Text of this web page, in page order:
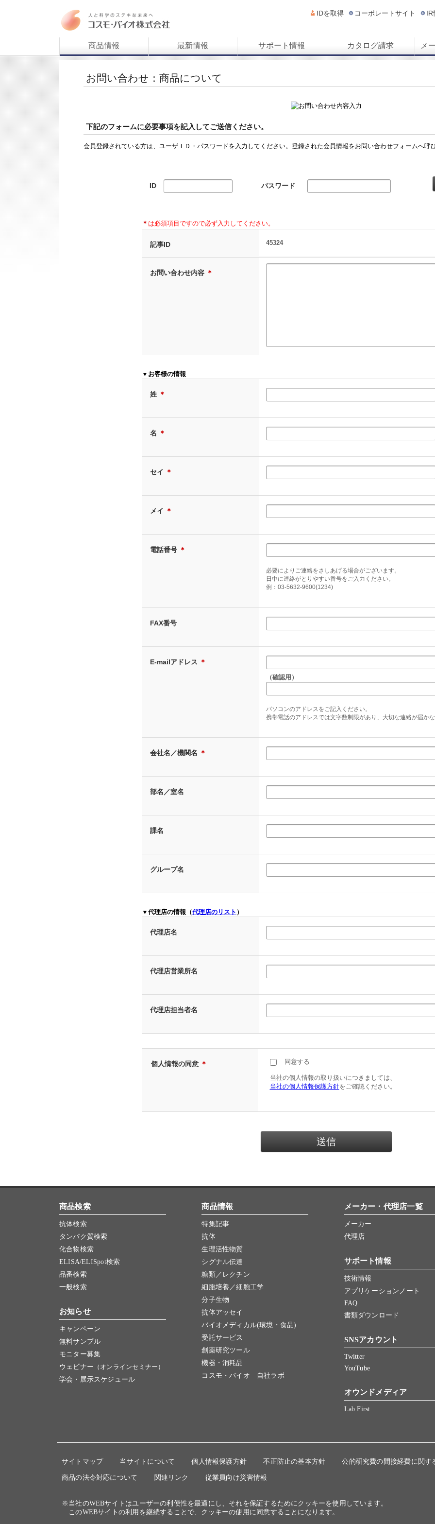
IDを取得 コーポレートサイト IR
商品情報 最新情報 サポート情報 カタログ請求 メ
お問い合わせ：商品について
下記のフォームに必要事項を記入してご送信ください。
会員登録されている方は、ユーザＩＤ・パスワードを入力してください。登録された会員情報をお問い合わせフォームへ呼
ID パスワード
＊ は必須項目ですので必ず入力してください。
記事ID 45324
お問い合わせ内容 ＊
▼お客様の情報
姓 ＊
名 ＊
セイ ＊
メイ ＊
電話番号 ＊
必要によりご連絡をさしあげる場合がございます。
日中に連絡がとりやすい番号をご入力ください。
例：03-5632-9600(1234)
FAX番号
E-mailアドレス ＊
（確認用）
パソコンのアドレスをご記入ください。
携帯電話のアドレスでは文字数制限があり、大切な連絡が届かな
会社名／機関名 ＊
部名／室名
課名
グループ名
▼代理店の情報（代理店のリスト ）
代理店名
代理店営業所名
代理店担当者名
個人情報の同意 ＊ 同意する
当社の個人情報の取り扱いにつきましては、
当社の個人情報保護方針をご確認ください。
商品検索
抗体検索
タンパク質検索
化合物検索
ELISA/ELISpot検索
品番検索
一般検索
お知らせ
キャンペーン
無料サンプル
モニター募集
ウェビナー （オンラインセミナー）
学会・展示スケジュール
商品情報
特集記事
抗体
生理活性物質
シグナル伝達
糖類／レクチン
細胞培養／細胞工学
分子生物
抗体アッセイ
バイオメディカル(環境・食品)
受託サービス
創薬研究ツール
機器・消耗品
コスモ・バイオ 自社ラボ
メーカー・代理店一覧
メーカー
代理店
サポート情報
技術情報
アプリケーションノート
FAQ
書類ダウンロード
SNSアカウント
Twitter
YouTube
オウンドメディア
Lab.First
サイトマップ 当サイトについて 個人情報保護方針 不正防止の基本方針 公的研究費の間接経費に関す
商品の法令対応について 関連リンク 従業員向け災害情報
※当社のWEBサイトはユーザーの利便性を最適にし、それを保証するためにクッキーを使用しています。
このWEBサイトの利用を継続することで、クッキーの使用に同意することになります。